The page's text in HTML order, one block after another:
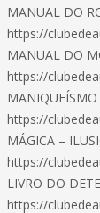
MANUAL DO
https://
MANUAL DO
https://
https://
MÁGICA –
https://
LIVRO DO
https://